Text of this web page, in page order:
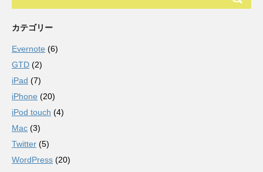
カテゴリー
Evernote (6)
GTD (2)
iPad (7)
iPhone (20)
iPod touch (4)
Mac (3)
Twitter (5)
WordPress (20)